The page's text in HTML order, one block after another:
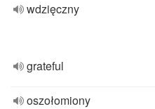
wdzięczny
grateful
oszołomiony